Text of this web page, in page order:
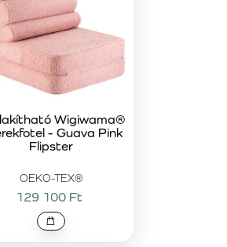
OEKO-TEX®
Wigiwama®
- Guava Pink
Flipster
129 100 Ft